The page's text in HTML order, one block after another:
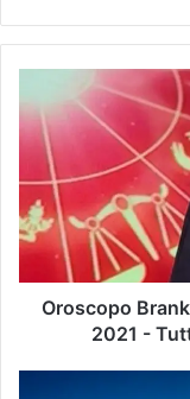
Oroscopo
2021 -